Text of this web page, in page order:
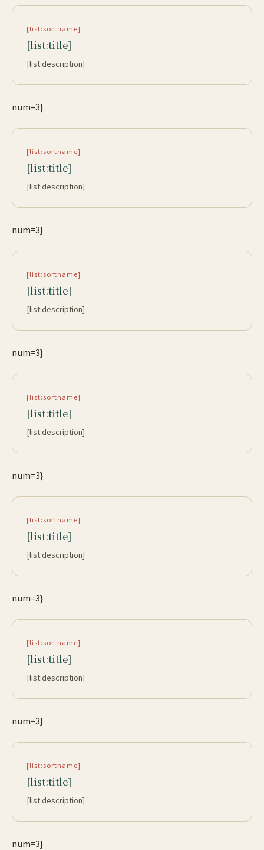
[list:sortname]
[list:title]
[list:description]
num=3}
[list:sortname]
[list:title]
[list:description]
num=3}
[list:sortname]
[list:title]
[list:description]
num=3}
[list:sortname]
[list:title]
[list:description]
num=3}
[list:sortname]
[list:title]
[list:description]
num=3}
[list:sortname]
[list:title]
[list:description]
num=3}
[list:sortname]
[list:title]
[list:description]
num=3}